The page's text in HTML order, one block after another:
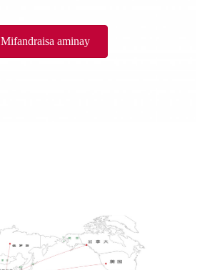
Mifandraisa aminay